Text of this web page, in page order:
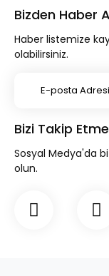
Bizden Haber
Haber listemize
olabilirsiniz.
Bizi Takip
Sosyal Medya'da
olun.